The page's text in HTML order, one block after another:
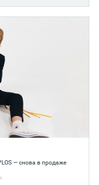
— снова в продаже